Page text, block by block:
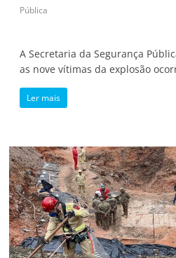
Pública
A Secretaria da Segurança
as nove vítimas da explosão
Ler mais